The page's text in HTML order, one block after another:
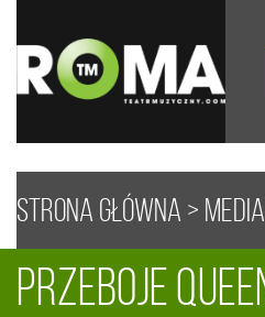
Strona główna >
Przeboje Queen w
Przeboje